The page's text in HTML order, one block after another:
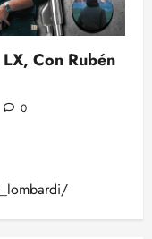
Con Rubén
0